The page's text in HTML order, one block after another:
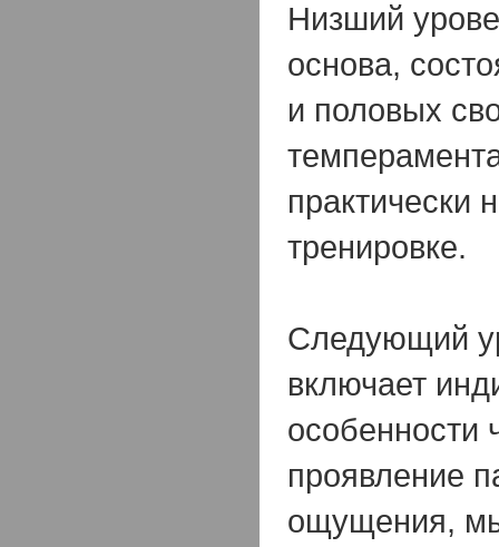
Низший
основа,
и половых
практически
тренировке.
Следующий
включает
особенности
проявление
ощущения,